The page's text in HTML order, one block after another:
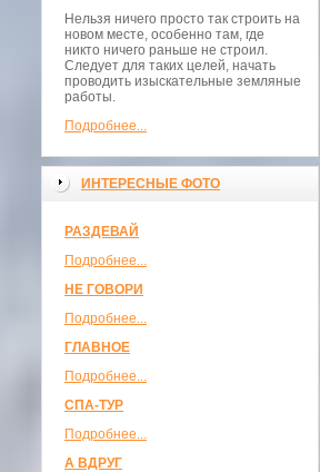
Нельзя ничего просто так строить на
новом месте, особенно там, где
никто ничего раньше не строил.
Следует для таких целей, начать
проводить изыскательные земляные
работы.
Подробнее...
ИНТЕРЕСНЫЕ ФОТО
РАЗДЕВАЙ
Подробнее...
НЕ ГОВОРИ
Подробнее...
ГЛАВНОЕ
Подробнее...
СПА-ТУР
Подробнее...
А ВДРУГ